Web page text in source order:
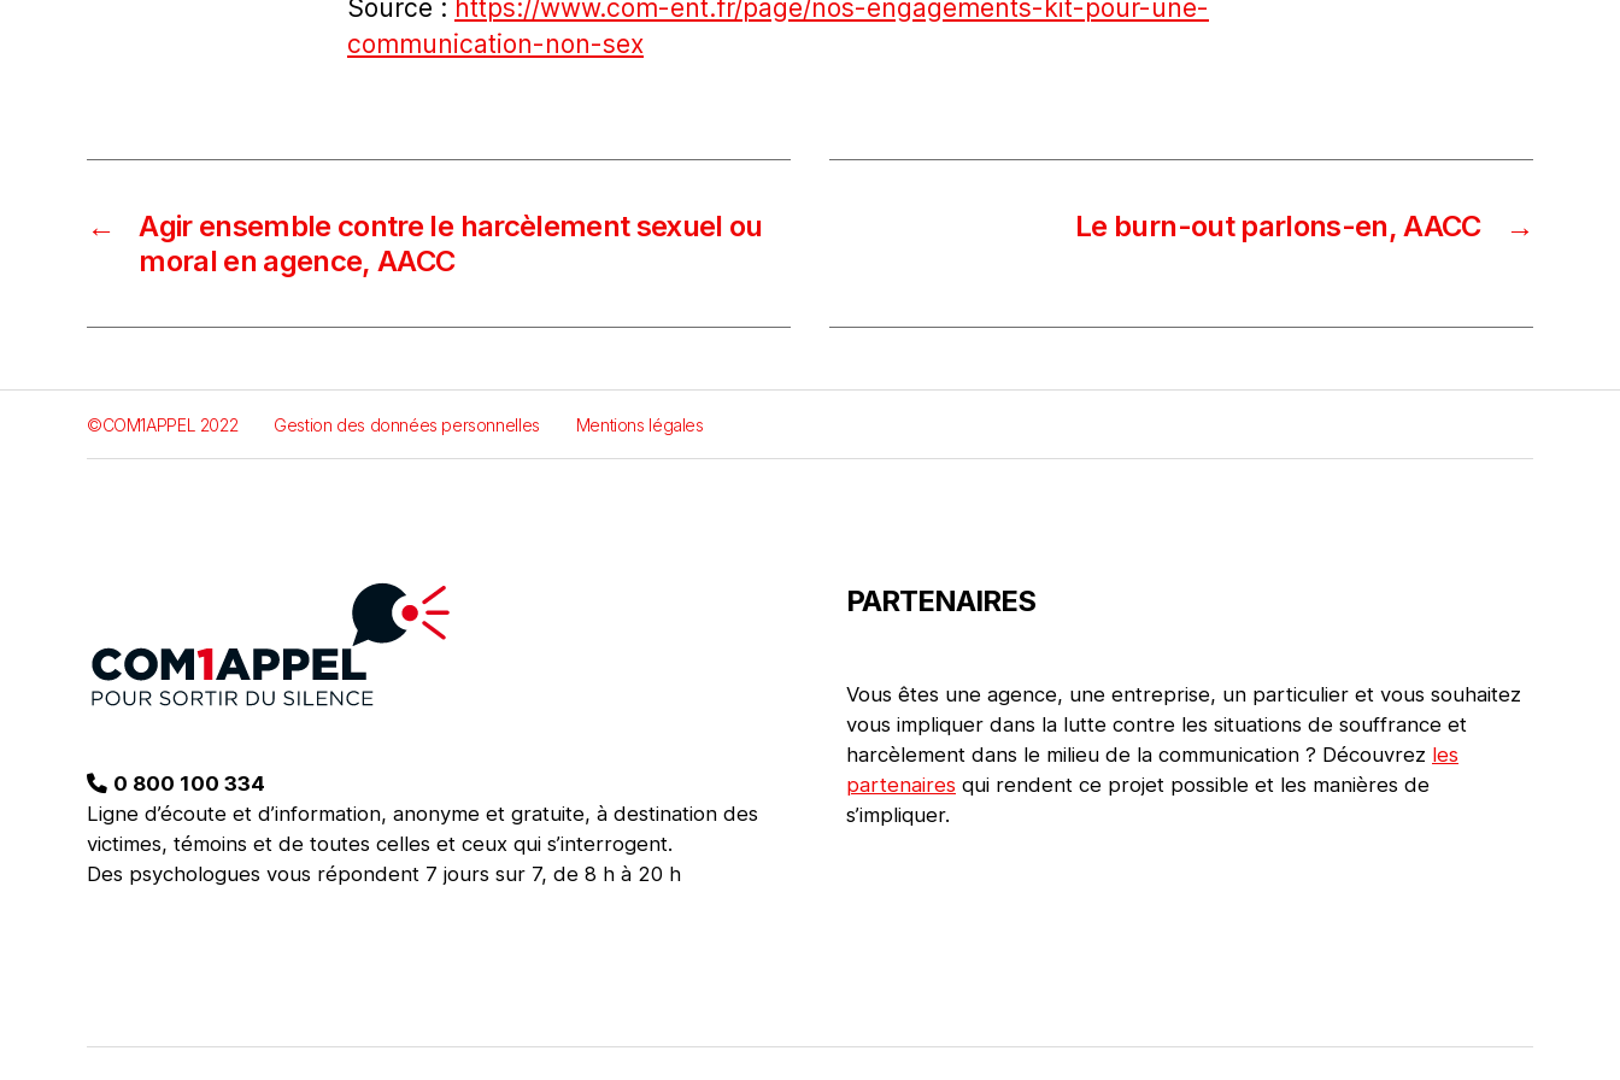
Source : https://www.com-ent.fr/page/nos-engagements-kit-pour-une-
communication-non-sex
←
Agir ensemble contre le harcèlement sexuel ou
moral en agence, AACC
→
Le burn-out parlons-en, AACC
©COM1APPEL 2022 Gestion des données personnelles Mentions légales
0 800 100 334
Ligne d’écoute et d’information, anonyme et gratuite, à destination des
victimes, témoins et de toutes celles et ceux qui s’interrogent.
Des psychologues vous répondent 7 jours sur 7, de 8 h à 20 h
PARTENAIRES
Vous êtes une agence, une entreprise, un particulier et vous souhaitez
vous impliquer dans la lutte contre les situations de souffrance et
harcèlement dans le milieu de la communication ? Découvrez les
partenaires qui rendent ce projet possible et les manières de
s’impliquer.